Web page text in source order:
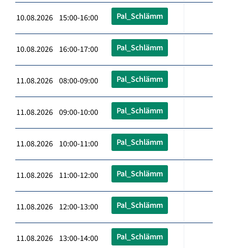
10.08.2026 15:00-16:00 Pal_Schlämm
10.08.2026 16:00-17:00 Pal_Schlämm
11.08.2026 08:00-09:00 Pal_Schlämm
11.08.2026 09:00-10:00 Pal_Schlämm
11.08.2026 10:00-11:00 Pal_Schlämm
11.08.2026 11:00-12:00 Pal_Schlämm
11.08.2026 12:00-13:00 Pal_Schlämm
11.08.2026 13:00-14:00 Pal_Schlämm